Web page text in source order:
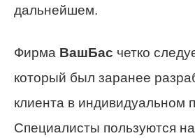
дальнейшем.
Фирма ВашБас четко
который был заранее
клиента в индивидуальном
Специалисты пользуются на